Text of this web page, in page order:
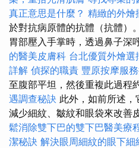
真正意思是什麼？ 精緻的外燴
於對抗病原體的抗體（抗體）
胃部壓入手掌時，透過鼻子深
的醫美皮膚科 台北優質外燴選
詳解 偵探的職責 豐原按摩服
至腹部平坦，然後重複此過程
遇調查秘訣 此外，如前所述，
減少細紋、皺紋和眼袋來改善
鬆消除雙下巴的雙下巴醫美療
潔秘訣 解決眼周細紋的眼下細